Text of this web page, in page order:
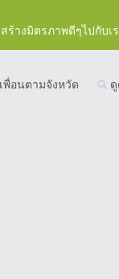
างมิตรภาพดีๆไปกับเ
เพื่อนตามจังหวัด